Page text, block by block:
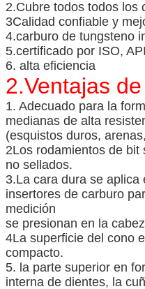
2.Cubre todos todos los
3Calidad confiable y
4.carburo de tungsteno
5.certificado por ISO, API
6. alta eficiencia
2.Ventajas
1. Adecuado para la
medianas de alta
(esquistos duros,
2Los rodamientos de
no sellados.
3.La cara dura se
insertores de carburo
medición
se presionan en la
4La superficie del cono
compacto.
5. la parte superior en
interna de dientes, la